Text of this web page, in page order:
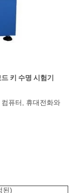
키 수명 시험기
퓨터, 휴대전화와
된)